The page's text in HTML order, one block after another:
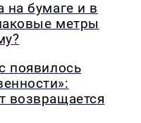
на бумаге и в
метры
появилось
возвращается